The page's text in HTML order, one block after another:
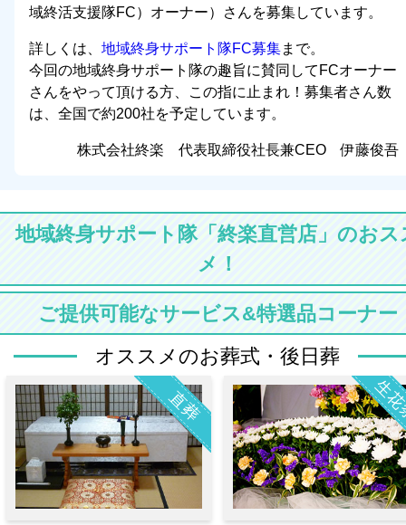
域終活支援隊FC）オーナー）さんを募集しています。
詳しくは、 地域終身サポート隊FC募集まで。
今回の地域終身サポート隊の趣旨に賛同してFCオーナー
さんをやって頂ける方、この指に止まれ！募集者さん数
は、全国で約200社を予定しています。
株式会社終楽 代表取締役社長兼CEO 伊藤俊吾
地域終身サポート隊「終楽直営店」のおス
メ！
ご提供可能なサービス&特選品コーナー
オススメのお葬式・後日葬
直葬 生